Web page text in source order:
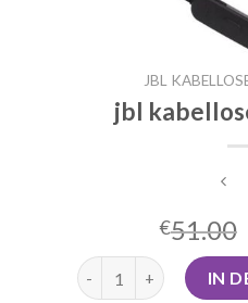
JBL
jbl
€51.00
jbl kabellose kopfhörer
IN